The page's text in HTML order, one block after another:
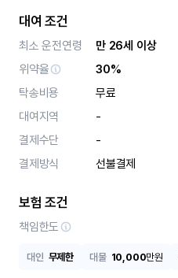
대여 조건
최소 운전연령
만 26세 이상
위약율
30%
탁송비용
무료
대여지역
-
결제수단
-
결제방식
선불결제
보험 조건
책임한도
대인 무제한 대물 10,000만원